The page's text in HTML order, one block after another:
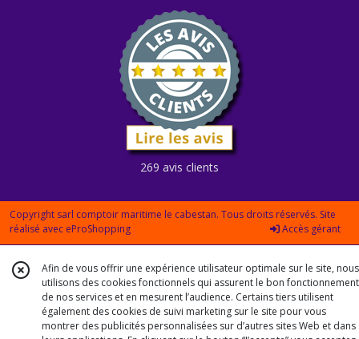
269 avis clients
Copyright sarl comptoir maritime le cabestan. Tous droits réservés. Site
réalisé avec eProShopping Accès gérant
Afin de vous offrir une expérience utilisateur optimale sur le site, nous
utilisons des cookies fonctionnels qui assurent le bon fonctionnement
de nos services et en mesurent l’audience. Certains tiers utilisent
également des cookies de suivi marketing sur le site pour vous
montrer des publicités personnalisées sur d’autres sites Web et dans